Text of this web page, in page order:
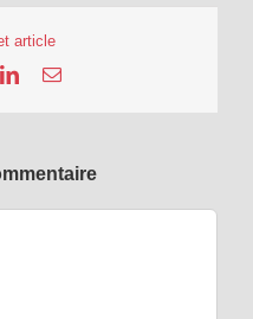
article
LinkedInEmail